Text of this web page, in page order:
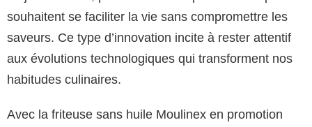
souhaitent se faciliter la vie sans compromettre les
saveurs. Ce type d’innovation incite à rester attentif
aux évolutions technologiques qui transforment nos
habitudes culinaires.
Avec la friteuse sans huile Moulinex en promotion